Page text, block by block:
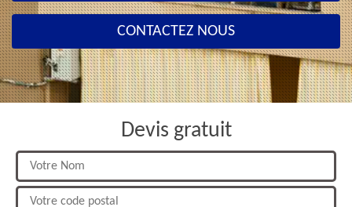
CONTACTEZ NOUS
Devis gratuit